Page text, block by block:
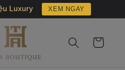
Luxury XEM NGAY
Giỏ
hàng